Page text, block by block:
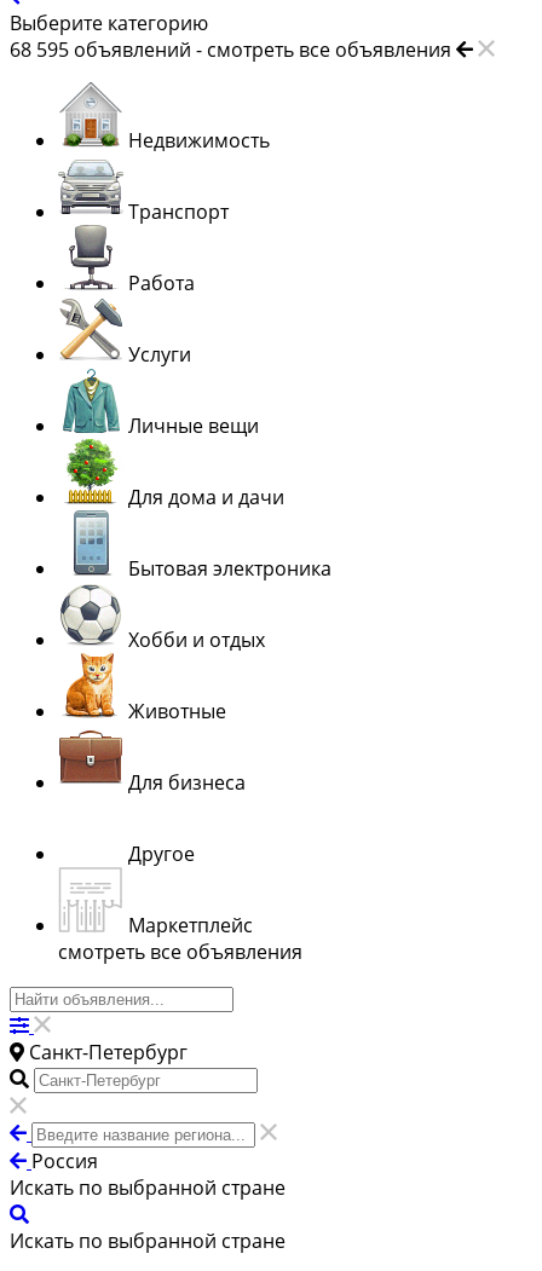
Выберите категорию
68 595 объявлений - смотреть все объявления
Недвижимость
Транспорт
Работа
Услуги
Личные вещи
Для дома и дачи
Бытовая электроника
Хобби и отдых
Животные
Для бизнеса
Другое
Маркетплейс
смотреть все объявления
Санкт-Петербург
Россия
Искать по выбранной стране
Искать по выбранной стране